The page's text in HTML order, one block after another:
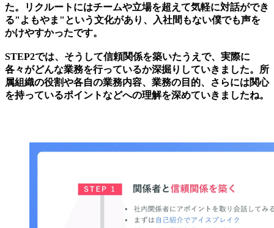
た。リクルートにはチームや立場を超えて気軽に対話ができ
る"よもやま"という文化があり、入社間もない僕でも声を
かけやすかったです。
STEP2では、そうして信頼関係を築いたうえで、実際に
各々がどんな業務を行っているか深掘りしていきました。所
属組織の役割や各自の業務内容、業務の目的、さらには関心
を持っているポイントなどへの理解を深めていきましたね。